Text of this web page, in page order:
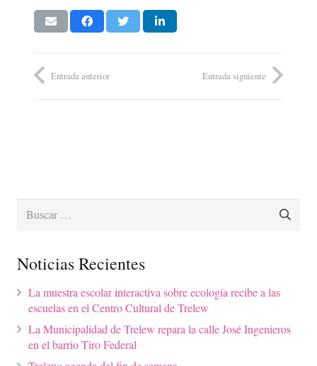
Entrada anterior Entrada siguiente
Buscar:
Noticias Recientes
La muestra escolar interactiva sobre ecología recibe a las
escuelas en el Centro Cultural de Trelew
La Municipalidad de Trelew repara la calle José Ingenieros
en el barrio Tiro Federal